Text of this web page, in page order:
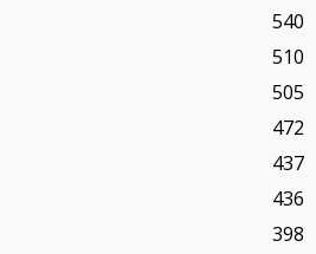
540
510
505
472
437
436
398